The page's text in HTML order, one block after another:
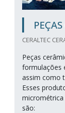
CERALTEC
Peças
formulações
assim como
Esses
são: